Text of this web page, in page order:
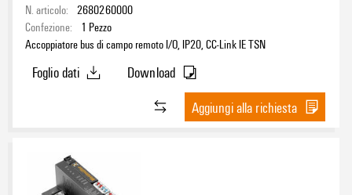
N. articolo: 2680260000
Confezione:
1 Pezzo
Accoppiatore bus di campo remoto I/O, IP20, CC-Link IE TSN
Foglio dati
Download
Aggiungi alla richiesta